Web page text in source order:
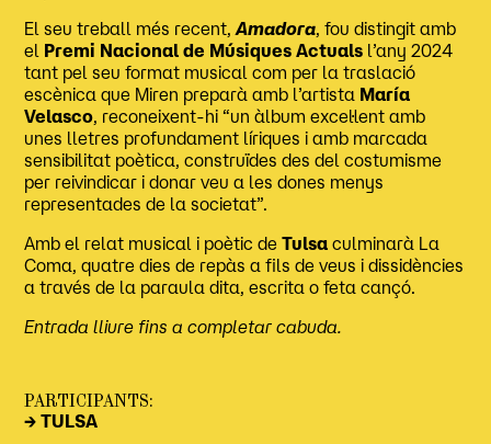
El seu treball més recent,Amadora , fou distingit amb
el Premi Nacional de Músiques Actuals l’any 2024
tant pel seu format musical com per la traslació
escènica que Miren preparà amb l’artista María
Velasco , reconeixent-hi “un àlbum excel·lent amb
unes lletres profundament líriques i amb marcada
sensibilitat poètica, construïdes des del costumisme
per reivindicar i donar veu a les dones menys
representades de la societat”.
Amb el relat musical i poètic deTulsa culminarà La
Coma, quatre dies de repàs a fils de veus i dissidències
a través de la paraula dita, escrita o feta cançó.
Entrada lliure fins a completar cabuda.
PARTICIPANTS:
→ TULSA